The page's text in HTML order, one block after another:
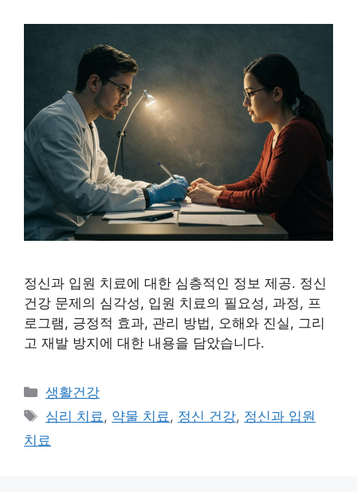
정신과 입원 치료에 대한 심층적인 정보 제공. 정신
건강 문제의 심각성, 입원 치료의 필요성, 과정, 프
로그램, 긍정적 효과, 관리 방법, 오해와 진실, 그리
고 재발 방지에 대한 내용을 담았습니다.
Categories
생활건강
Tags
심리 치료 , 약물 치료 , 정신 건강, 정신과 입원
치료